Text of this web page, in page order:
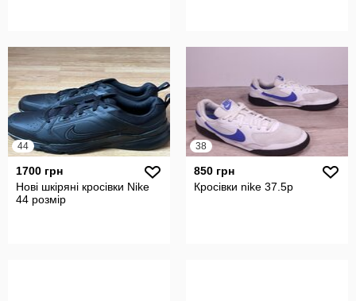
44
1700 грн
Нові шкіряні кросівки Nike
44 розмір
38
850 грн
Кросівки nike 37.5р